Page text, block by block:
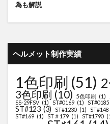
為も解説
ヘルメット制作実績
1色印刷 (51)
3色印刷 (10) 5色印刷 (1)
SS-29FSV (1) ST#0169 (1) ST#0185
ST#123 (3) ST#1230 (1) ST#148
ST#169 (1) ST＃179 (1) ST#1790